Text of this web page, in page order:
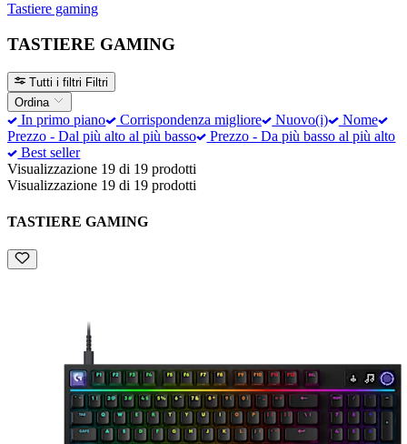
Tastiere gaming
TASTIERE GAMING
Tutti i filtri Filtri
Ordina
In primo piano Corrispondenza migliore Nuovo(i)
Nome
Prezzo - Dal più alto al più basso
Prezzo - Da più basso al più alto
Best seller
Visualizzazione 19 di 19 prodotti
Visualizzazione 19 di 19 prodotti
TASTIERE GAMING